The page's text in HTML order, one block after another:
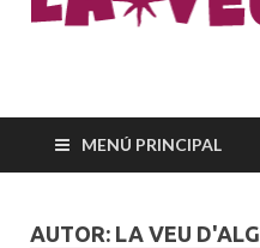
La Veu
MENÚ PRINCIPAL
AUTOR: LA VEU